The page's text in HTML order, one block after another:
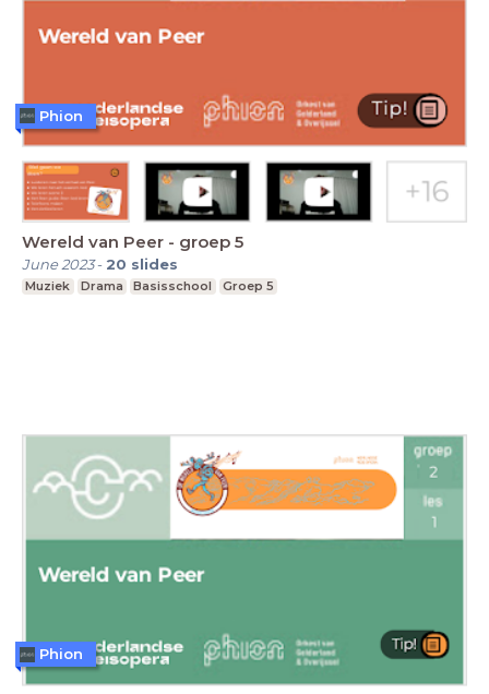
Wereld van Peer - groep 5
June 2023- 20 slides
Muziek Drama Basisschool Groep 5
Phion
Phion